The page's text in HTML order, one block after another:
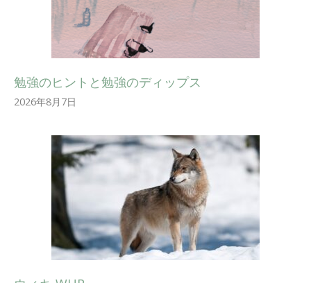
勉強のヒントと勉強のディップス
2026年8月7日